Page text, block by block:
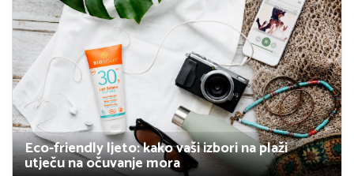
Eco-friendly ljeto: kako vaši izbori na plaži
utječu na očuvanje mora